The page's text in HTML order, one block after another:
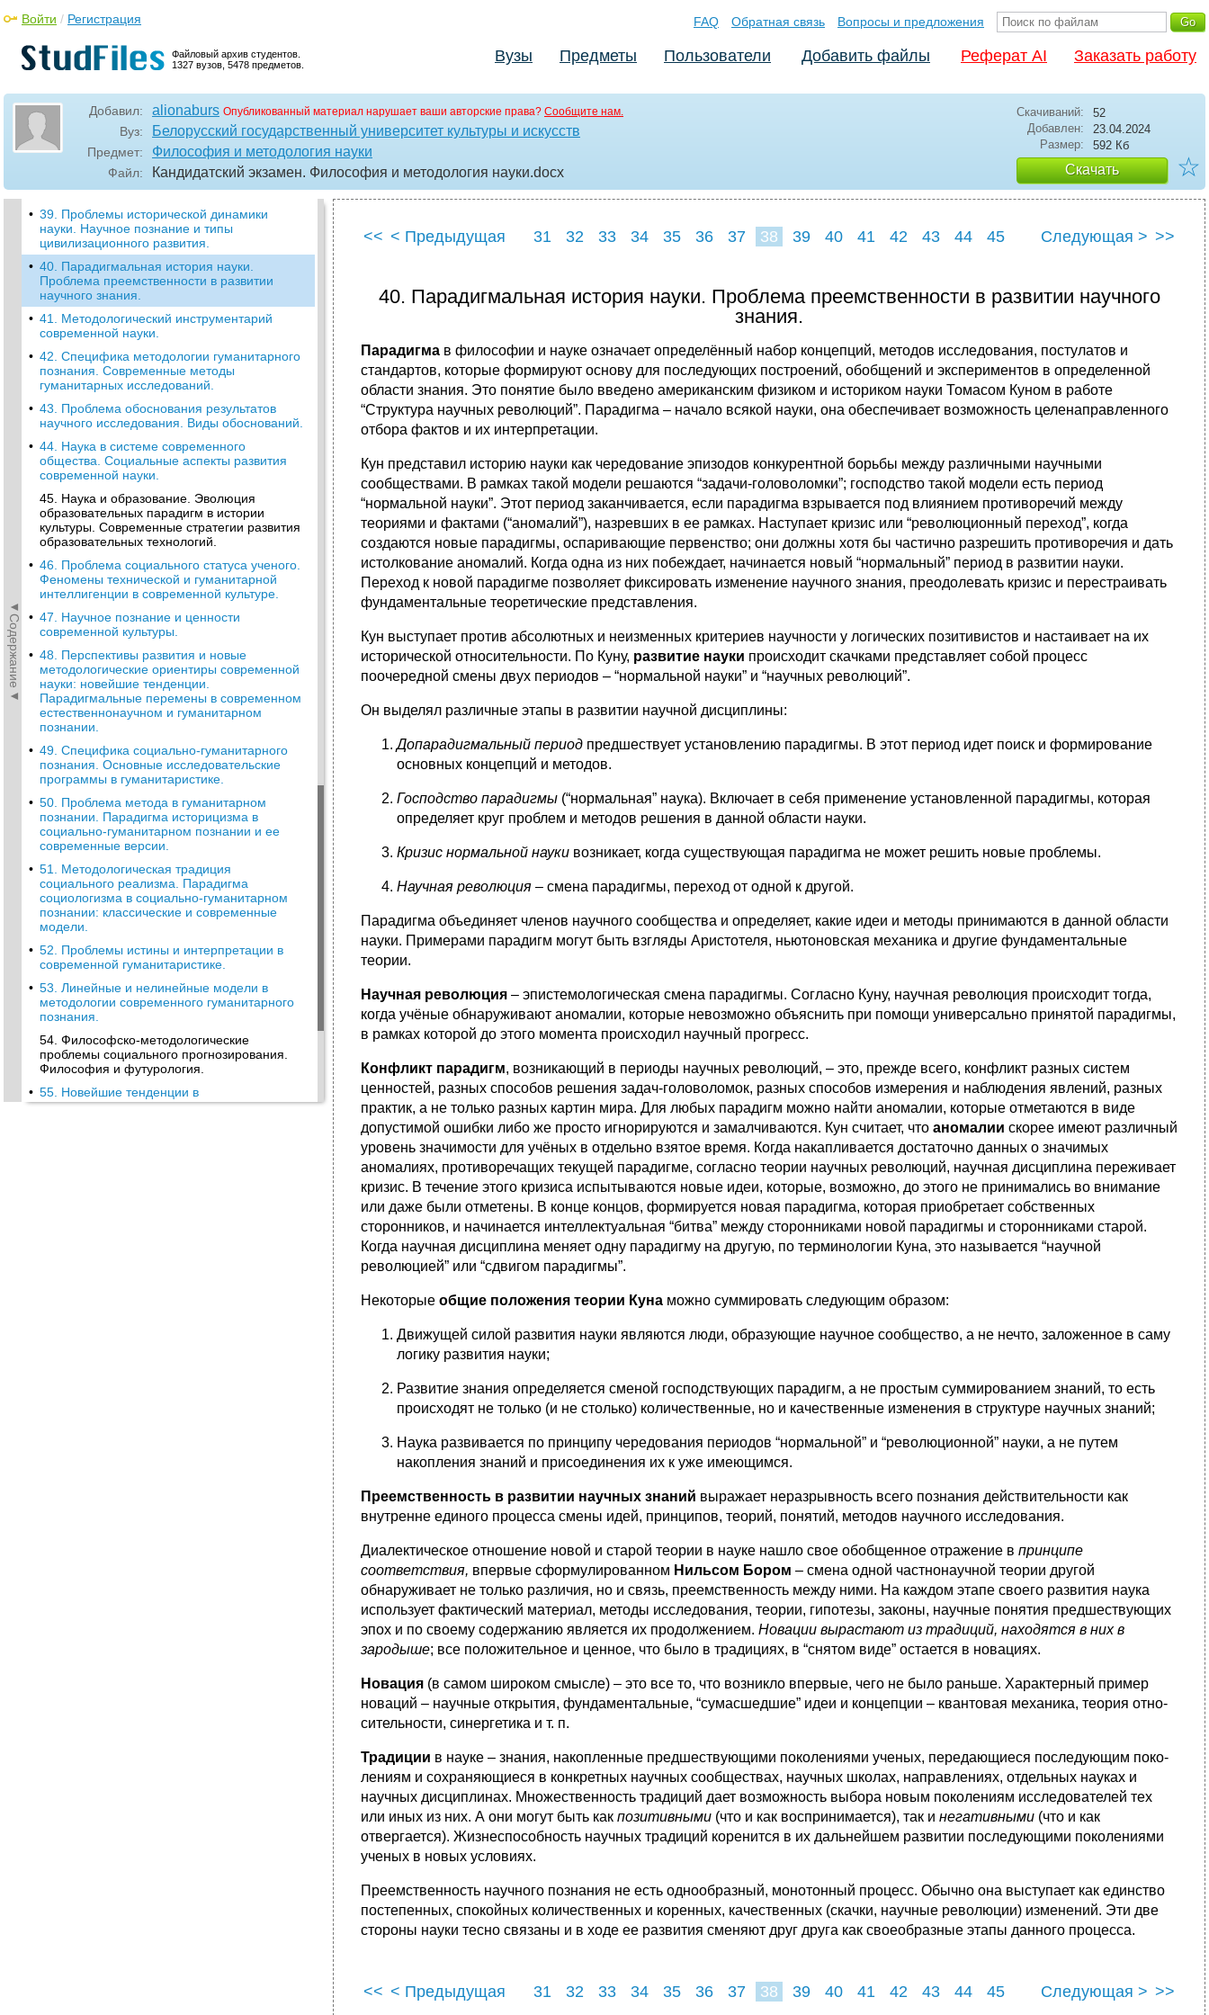
Файловый архив студентов.
1327 вузов, 5478 предметов.
Войти / Регистрация FAQ Обратная связь Вопросы и предложения
Вузы Предметы Пользователи Добавить файлы Реферат AI Заказать работу
Добавил: alionaburs Опубликованный материал нарушает ваши авторские права? Сообщите нам.
Вуз: Белорусский государственный университет культуры и искусств
Предмет: Философия и методология науки
Файл: Кандидатский экзамен. Философия и методология науки.docx
Скачиваний:
52
Добавлен:
23.04.2024
Размер:
592 Кб
Скачать ☆
◄Содержание◄
• 36. Эволюция форм научной
рациональности в истории познания.
Понятия классической, неклассической и
постнеклассической науки. Специфика
культуре.
37. Структура научно-познавательной
деятельности: современные модели.
38. Проблема предпосылочности научного
знания. Метатеоретические основания
науки.
• 39. Проблемы исторической динамики
науки. Научное познание и типы
цивилизационного развития.
• 40. Парадигмальная история науки.
Проблема преемственности в развитии
научного знания.
• 41. Методологический инструментарий
современной науки.
• 42. Специфика методологии гуманитарного
познания. Современные методы
гуманитарных исследований.
• 43. Проблема обоснования результатов
научного исследования. Виды обоснований.
• 44. Наука в системе современного
общества. Социальные аспекты развития
современной науки.
45. Наука и образование. Эволюция
образовательных парадигм в истории
культуры. Современные стратегии развития
образовательных технологий.
• 46. Проблема социального статуса ученого.
Феномены технической и гуманитарной
интеллигенции в современной культуре.
• 47. Научное познание и ценности
современной культуры.
• 48. Перспективы развития и новые
методологические ориентиры современной
науки: новейшие тенденции.
Парадигмальные перемены в современном
естественнонаучном и гуманитарном
познании.
• 49. Специфика социально-гуманитарного
познания. Основные исследовательские
программы в гуманитаристике.
• 50. Проблема метода в гуманитарном
познании. Парадигма историцизма в
социально-гуманитарном познании и ее
современные версии.
• 51. Методологическая традиция
социального реализма. Парадигма
социологизма в социально-гуманитарном
познании: классические и современные
модели.
• 52. Проблемы истины и интерпретации в
современной гуманитаристике.
• 53. Линейные и нелинейные модели в
методологии современного гуманитарного
познания.
54. Философско-методологические
проблемы социального прогнозирования.
Философия и футурология.
• 55. Новейшие тенденции в
методологическом развитии современной
<< < Предыдущая 31 32 33 34 35 36 37 38 39 40 41 42 43 44
45
Следующая > >>
40. Парадигмальная история науки. Проблема преемственности в развитии научного
знания.
Парадигма в философии и науке означает определённый набор концепций, методов исследования, постулатов и
стандартов, которые формируют основу для последующих построений, обобщений и экспериментов в определенной
области знания. Это понятие было введено американским физиком и историком науки Томасом Куном в работе
“Структура научных революций”. Парадигма – начало всякой науки, она обеспечивает возможность целенаправленного
отбора фактов и их интерпретации.
Кун представил историю науки как чередование эпизодов конкурентной борьбы между различными научными
сообществами. В рамках такой модели решаются “задачи-головоломки”; господство такой модели есть период
“нормальной науки”. Этот период заканчивается, если парадигма взрывается под влиянием противоречий между
теориями и фактами (“аномалий”), назревших в ее рамках. Наступает кризис или “революционный переход”, когда
создаются новые парадигмы, оспаривающие первенство; они должны хотя бы частично разрешить противоречия и дать
истолкование аномалий. Когда одна из них побеждает, начинается новый “нормальный” период в развитии науки.
Переход к новой парадигме позволяет фиксировать изменение научного знания, преодолевать кризис и перестраивать
фундаментальные теоретические представления.
Кун выступает против абсолютных и неизменных критериев научности у логических позитивистов и настаивает на их
исторической относительности. По Куну, развитие науки происходит скачками представляет собой процесс
поочередной смены двух периодов – “нормальной науки” и “научных революций”.
Он выделял различные этапы в развитии научной дисциплины:
Допарадигмальный период предшествует установлению парадигмы. В этот период идет поиск и формирование
основных концепций и методов.
Господство парадигмы (“нормальная” наука). Включает в себя применение установленной парадигмы, которая
определяет круг проблем и методов решения в данной области науки.
Кризис нормальной науки возникает, когда существующая парадигма не может решить новые проблемы.
Научная революция – смена парадигмы, переход от одной к другой.
Парадигма объединяет членов научного сообщества и определяет, какие идеи и методы принимаются в данной области
науки. Примерами парадигм могут быть взгляды Аристотеля, ньютоновская механика и другие фундаментальные
теории.
Научная революция – эпистемологическая смена парадигмы. Согласно Куну, научная революция происходит тогда,
когда учёные обнаруживают аномалии, которые невозможно объяснить при помощи универсально принятой парадигмы,
в рамках которой до этого момента происходил научный прогресс.
Конфликт парадигм, возникающий в периоды научных революций, – это, прежде всего, конфликт разных систем
ценностей, разных способов решения задач-головоломок, разных способов измерения и наблюдения явлений, разных
практик, а не только разных картин мира. Для любых парадигм можно найти аномалии, которые отметаются в виде
допустимой ошибки либо же просто игнорируются и замалчиваются. Кун считает, что аномалии скорее имеют различный
уровень значимости для учёных в отдельно взятое время. Когда накапливается достаточно данных о значимых
аномалиях, противоречащих текущей парадигме, согласно теории научных революций, научная дисциплина переживает
кризис. В течение этого кризиса испытываются новые идеи, которые, возможно, до этого не принимались во внимание
или даже были отметены. В конце концов, формируется новая парадигма, которая приобретает собственных
сторонников, и начинается интеллектуальная “битва” между сторонниками новой парадигмы и сторонниками старой.
Когда научная дисциплина меняет одну парадигму на другую, по терминологии Куна, это называется “научной
революцией” или “сдвигом парадигмы”.
Некоторые общие положения теории Куна можно суммировать следующим образом:
Движущей силой развития науки являются люди, образующие научное сообщество, а не нечто, заложенное в саму
логику развития науки;
Развитие знания определяется сменой господствующих парадигм, а не простым суммированием знаний, то есть
происходят не только (и не столько) количественные, но и качественные изменения в структуре научных знаний;
Наука развивается по принципу чередования периодов “нормальной” и “революционной” науки, а не путем
накопления знаний и присоединения их к уже имеющимся.
Преемственность в развитии научных знаний выражает неразрывность всего познания действительности как
внутренне единого процесса смены идей, принципов, теорий, понятий, методов научного исследования.
Диалектическое отношение новой и старой теории в науке нашло свое обобщенное отражение в принципе
соответствия, впервые сформулированном Нильсом Бором – смена одной частнонаучной теории другой
обнаруживает не только различия, но и связь, преемственность между ними. На каждом этапе своего развития наука
использует факти­ческий материал, методы исследования, теории, гипотезы, законы, научные понятия предшествующих
эпох и по своему содержанию является их продолжением. Новации выраста­ют из традиций, находятся в них в
зародыше; все положитель­ное и ценное, что было в традициях, в “снятом виде” остает­ся в новациях.
Новация (в самом широком смысле) – это все то, что воз­никло впервые, чего не было раньше. Характерный пример
новаций – научные открытия, фундаментальные, “сумасшед­шие” идеи и концепции – квантовая механика, теория отно­
сительности, синергетика и т. п.
Традиции в науке – знания, накопленные предшествующи­ми поколениями ученых, передающиеся последующим поко­
лениям и сохраняющиеся в конкретных научных сообще­ствах, научных школах, направлениях, отдельных науках и
научных дисциплинах. Множественность традиций дает воз­можность выбора новым поколениям исследователей тех
или иных из них. А они могут быть как позитивными (что и как воспринимается), так и негативными (что и как
отвергается). Жизнеспособность научных традиций коренится в их даль­нейшем развитии последующими поколениями
ученых в но­вых условиях.
Преемственность научного познания не есть однообраз­ный, монотонный процесс. Обычно она выступает как един­ство
постепенных, спокойных количественных и коренных, качественных (скачки, научные революции) изменений. Эти две
стороны науки тесно связаны и в ходе ее развития сменя­ют друг друга как своеобразные этапы данного процесса.
<< < Предыдущая 31 32 33 34 35 36 37 38 39 40 41 42 43 44
45
Следующая > >>